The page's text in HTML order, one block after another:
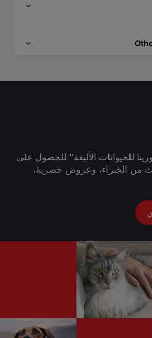
للحيوانات الأليفة" للحصول على
من الخبراء، وعروض حصرية،